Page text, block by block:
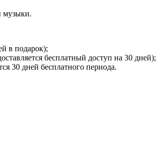
музыки.
в подарок);
бесплатный доступ на 30 дней);
30 дней бесплатного периода.